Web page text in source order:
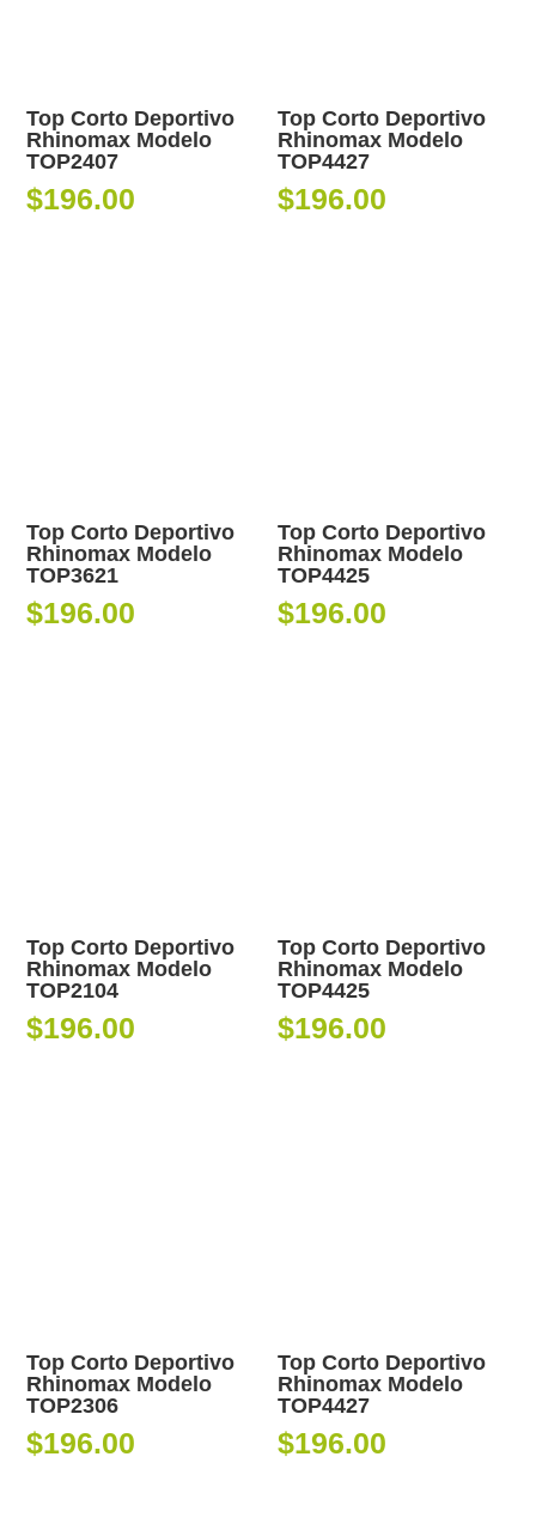
Top Corto Deportivo
Rhinomax Modelo
TOP2407
$196.00
Top Corto Deportivo
Rhinomax Modelo
TOP4427
$196.00
Top Corto Deportivo
Rhinomax Modelo
TOP3621
$196.00
Top Corto Deportivo
Rhinomax Modelo
TOP4425
$196.00
Top Corto Deportivo
Rhinomax Modelo
TOP2104
$196.00
Top Corto Deportivo
Rhinomax Modelo
TOP4425
$196.00
Top Corto Deportivo
Rhinomax Modelo
TOP2306
$196.00
Top Corto Deportivo
Rhinomax Modelo
TOP4427
$196.00